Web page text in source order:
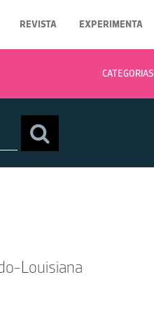
REVISTA EXPERIMENTA
CATEGORIAS
Louisiana